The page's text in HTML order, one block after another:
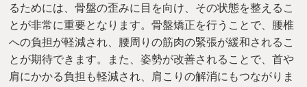
るためには、骨盤の歪みに目を向け、その状態を整えるこ
とが非常に重要となります。骨盤矯正を行うことで、腰椎
への負担が軽減され、腰周りの筋肉の緊張が緩和されるこ
とが期待できます。また、姿勢が改善されることで、首や
肩にかかる負担も軽減され、肩こりの解消にもつながりま